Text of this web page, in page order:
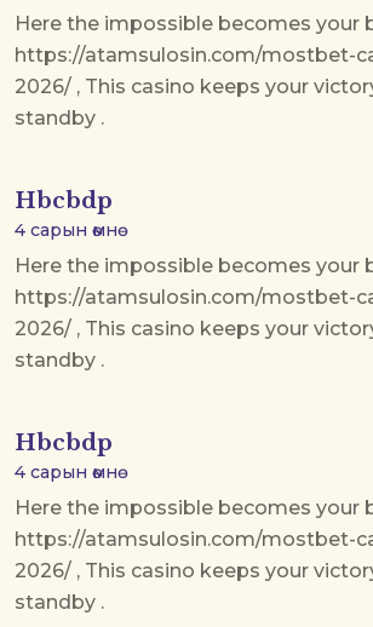
Here the impossible becomes your
https://atamsulosin.com/mostbet-
2026/ , This casino keeps your
standby .
Hbcbdp
4 сарын өмнө
Here the impossible becomes your
https://atamsulosin.com/mostbet-
2026/ , This casino keeps your
standby .
Hbcbdp
4 сарын өмнө
Here the impossible becomes your
https://atamsulosin.com/mostbet-
2026/ , This casino keeps your
standby .